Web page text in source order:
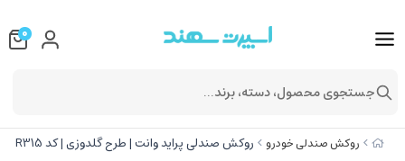
روکش صندلی خودرو روکش صندلی پراید وانت | طرح گلدوزی | کد R315
0
جستجوی محصول، دسته، برند...